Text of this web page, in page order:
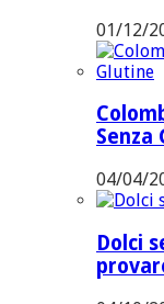
01/12/
Senza
04/04/
Dolci